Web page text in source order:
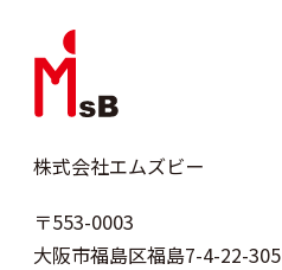
株式会社エムズビー
〒553-0003
大阪市福島区福島7-4-22-305